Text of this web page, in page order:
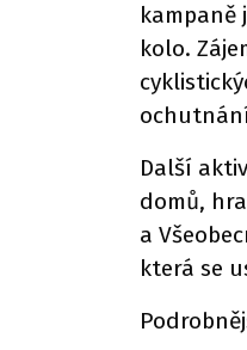
kampaně
kolo.
Další
domů,
a
která se